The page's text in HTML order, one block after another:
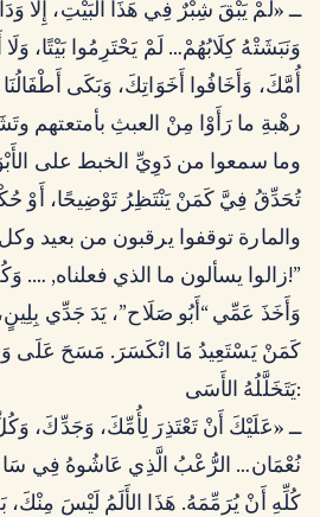
ــ «لَمْ يَبْقَ شِبْرٌ فِي هَذَا البَيْتِ، إِلَّا
وَنَبَشَتْهُ كِلَابُهُمْ… لَمْ يَحْتَرِمُوا بَيْتًا، وَلَا
أُمَّكَ، وَأَخَافُوا أَخَوَاتِكَ، وَبَكَى
رهْبةِ ما رَأَوْا مِنْ العبثِ بأمتعتهم
وما سمعوا من دَوِيِّ الخبط على
تُحَدِّقُ فِيَّ كَمَنْ يَنْتَظِرُ تَوْضِيحًا، أَوْ
والمارة توقفوا يرقبون من بعيد
زالوا يسألون ما الذي فعلناه, …. وَكُلُّ ذٰلِكَ… بِسَبَبِكَ!”
وَأَخَذَ عَمِّي “أَبُو صَلَاح”، يَدَ جَدِّي
كَمَنْ يَسْتَعِيدُ مَا انْكَسَرَ. مَسَحَ عَلَى
يَتَخَلَّلُهُ الأَسَى:
ــ «عَلَيْكَ أَنْ تَعْتَذِرَ لِأُمِّكَ، وَجَدِّكَ،
نُعْمَان… الرُّعْبُ الَّذِي عَاشُوهُ فِي
كُلِّهِ أَنْ يُرَمِّمَهُ. هَذَا الأَلَمُ لَيْسَ